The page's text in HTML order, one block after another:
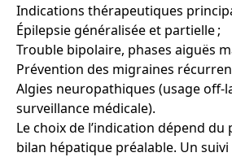
Indications thérapeutiques
Épilepsie généralisée et partielle ;
Trouble bipolaire, phases aiguës
Prévention des migraines
Algies neuropathiques (usage off-
surveillance médicale).
Le choix de l’indication dépend
bilan hépatique préalable. Un